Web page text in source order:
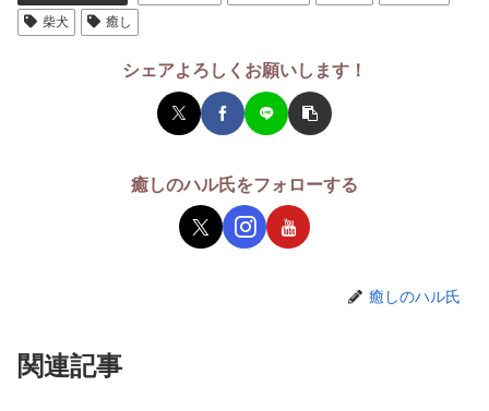
柴犬
癒し
シェアよろしくお願いします！
癒しのハル氏をフォローする
癒しのハル氏
関連記事